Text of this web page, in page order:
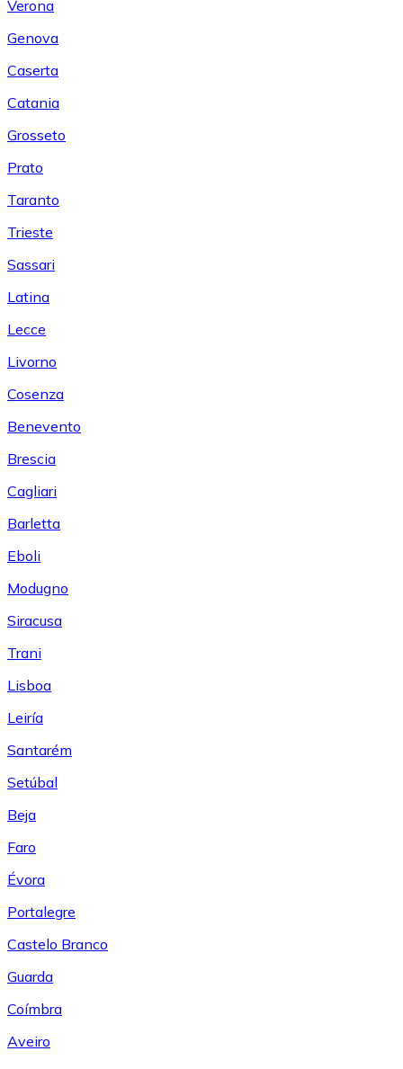
Verona
Genova
Caserta
Catania
Grosseto
Prato
Taranto
Trieste
Sassari
Latina
Lecce
Livorno
Cosenza
Benevento
Brescia
Cagliari
Barletta
Eboli
Modugno
Siracusa
Trani
Lisboa
Leiría
Santarém
Setúbal
Beja
Faro
Évora
Portalegre
Castelo Branco
Guarda
Coímbra
Aveiro